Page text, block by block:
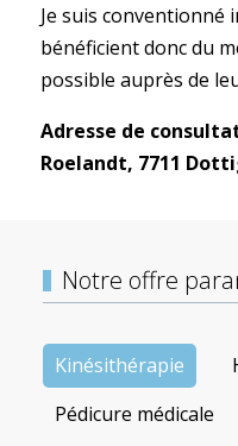
Je suis conventionné
bénéficient donc du
possible auprès de
Adresse de
Roelandt, 7711
Notre offre
Kinésithérapie
Pédicure médicale